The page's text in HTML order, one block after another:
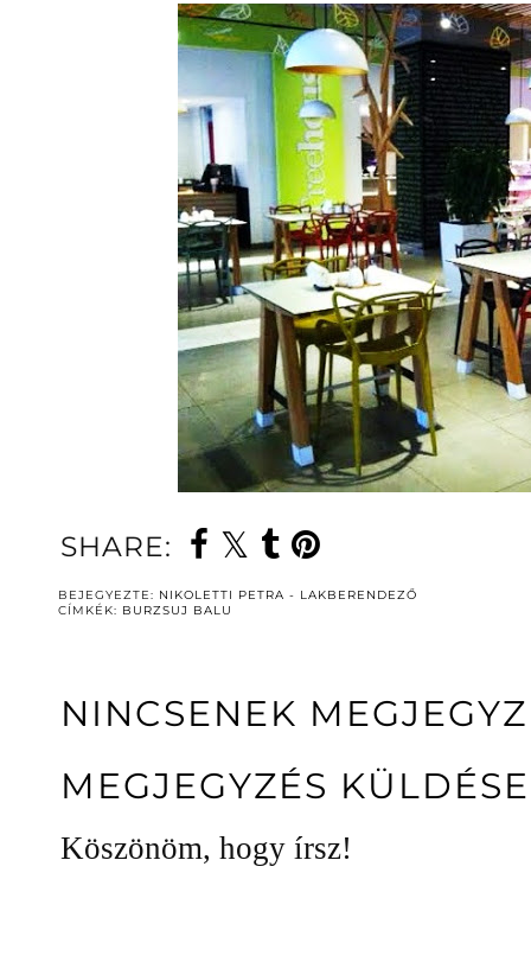
SHARE:
BEJEGYEZTE: NIKOLETTI PETRA - LAKBERENDEZŐ
CÍMKÉK: BURZSUJ BALU
NINCSENEK
MEGJEGYZÉS KÜLDÉSE
Köszönöm, hogy írsz!